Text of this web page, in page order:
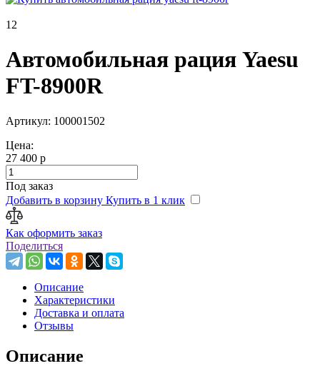
12
Автомобильная рация Yaesu
FT-8900R
Артикул: 100001502
Цена:
27 400 р
Под заказ
Добавить в корзину Купить в 1 клик
Как оформить заказ
Поделиться
Описание
Характеристики
Доставка и оплата
Отзывы
Описание